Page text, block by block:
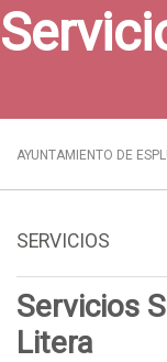
AYUNTAMIENTO DE
SERVICIOS
Servicios
Litera